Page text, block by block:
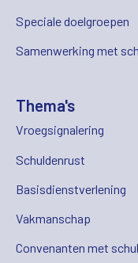
Speciale doelgroepen
Samenwerking met
Thema's
Vroegsignalering
Schuldenrust
Basisdienstverlening
Vakmanschap
Convenanten met